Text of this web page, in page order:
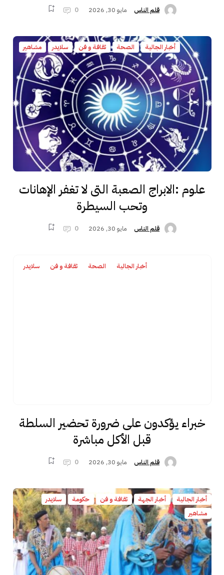
قلم الناس مايو 30, 2026 0
أخبار الجالية الصحة ثقافة و فن سلايدر مشاهير
علوم :الابراج الصعبة التى لا تغفر الإهانات
وتحب السيطرة
قلم الناس مايو 30, 2026 0
أخبار الجالية الصحة ثقافة و فن سلايدر
خبراء يؤكدون على ضرورة تحضير السلطة
قبل الأكل مباشرة
قلم الناس مايو 30, 2026 0
أخبار الجالية أخبار الجهة ثقافة و فن حكومة
سلايدر
مشاهير